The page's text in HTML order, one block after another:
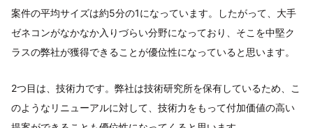
案件の平均サイズは約5分の1になっています。したがって、大手
ゼネコンがなかなか入りづらい分野になっており、そこを中堅ク
ラスの弊社が獲得できることが優位性になっていると思います。
2つ目は、技術力です。弊社は技術研究所を保有しているため、こ
のようなリニューアルに対して、技術力をもって付加価値の高い